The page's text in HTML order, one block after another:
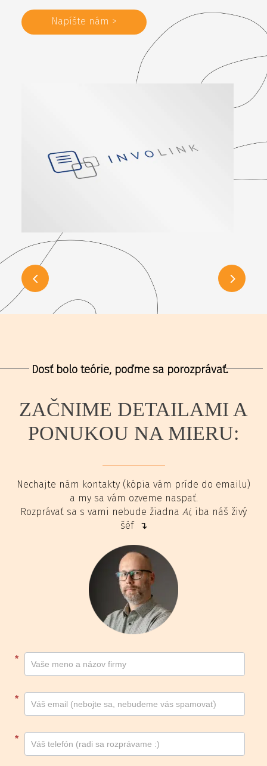
Napíšte nám >
Dosť bolo teórie, poďme sa porozprávať.
ZAČNIME DETAILAMI A
PONUKOU NA MIERU:
Nechajte nám kontakty (kópia vám príde do emailu)
a my sa vám ozveme naspať.
Rozprávať sa s vami nebude žiadna Ai, iba náš živý
šéf ↴
Kontakt
footer
*
*
*